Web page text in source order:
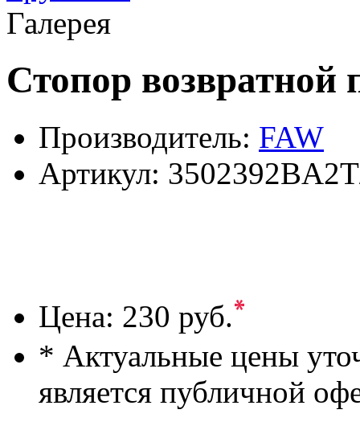
Галерея
Стопор
Производитель: FAW
Артикул:
Цена: 230 руб.*
* Актуальные цены
является публичной